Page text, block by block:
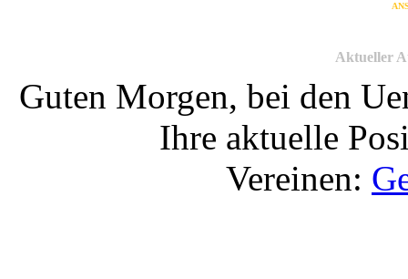
Aktueller
Guten Morgen, bei den
Ihre aktuelle
Vereinen: